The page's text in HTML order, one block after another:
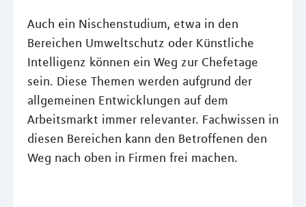
Auch ein Nischenstudium, etwa in den
Bereichen Umweltschutz oder Künstliche
Intelligenz können ein Weg zur Chefetage
sein. Diese Themen werden aufgrund der
allgemeinen Entwicklungen auf dem
Arbeitsmarkt immer relevanter. Fachwissen in
diesen Bereichen kann den Betroffenen den
Weg nach oben in Firmen frei machen.